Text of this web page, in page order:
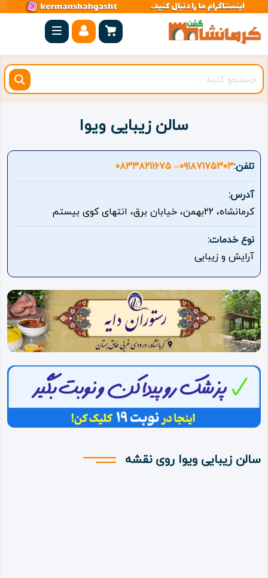
صفحه
اصلی
کرمانشاه
شهرستان
بیستون
روستاهای
هدف
اقامتگاه
ویژه
ویدئو
درباره
ما
سالن زیبایی ویوا
تلفن:0۹۱۸۷۱۷۵۳۰۳– ۰۸۳۳۸۲۱۱۶۷۵
آدرس:
کرمانشاه، ۲۲بهمن، خیابان برق، انتهای کوی بیستم
نوع خدمات:
آرایش و زیبایی
سالن زیبایی ویوا روی نقشه